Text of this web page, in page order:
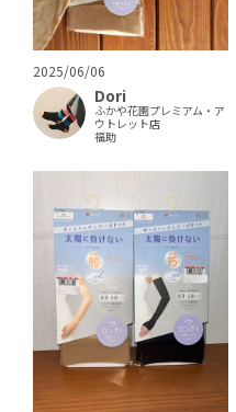
2025/06/06
Dori
ふかや花園プレミアム・ア
ウトレット店
福助